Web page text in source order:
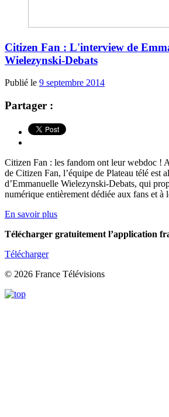
Citizen Fan : L'interview de
Wielezynski-Debats
Publié le 9 septembre 2014
Partager :
Citizen Fan : les fandom ont leur webdoc !
de Citizen Fan, l’équipe de Plateau télé est
d’Emmanuelle Wielezynski-Debats, qui
numérique entièrement dédiée aux fans et à
En savoir plus
Télécharger gratuitement l’application
Télécharger
© 2026 France Télévisions